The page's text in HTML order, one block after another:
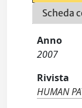
Scheda
Anno
2007
Rivista
HUMAN